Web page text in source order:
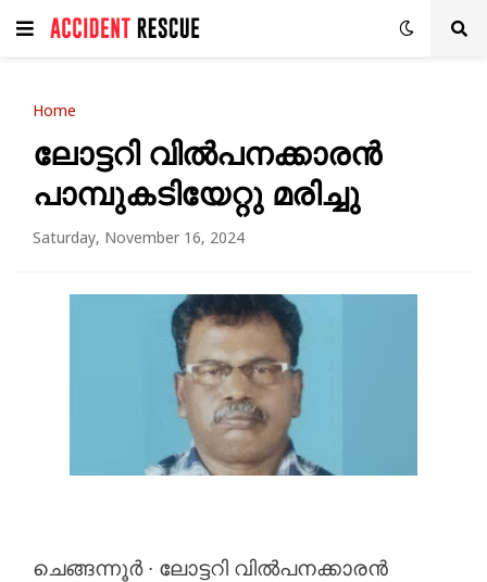
Home
ലോട്ടറി വിൽപനക്കാരൻ
പാമ്പുകടിയേറ്റു മരിച്ചു
Saturday, November 16, 2024
ചെങ്ങന്നൂർ ∙ ലോട്ടറി വിൽപനക്കാരൻ